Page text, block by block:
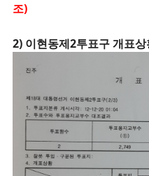
조)
2) 이현동제2투표구 개표